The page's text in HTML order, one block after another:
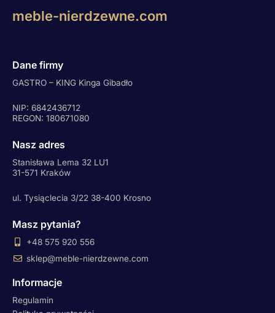
meble-nierdzewne.com
Dane firmy
GASTRO – KING Kinga Gibadło
NIP: 6842436712
REGON: 180671080
Nasz adres
Stanisława Lema 32 LU1
31-571 Kraków
ul. Tysiąclecia 3/22 38-400 Krosno
Masz pytania?
+48 575 920 556
sklep@meble-nierdzewne.com
Informacje
Regulamin